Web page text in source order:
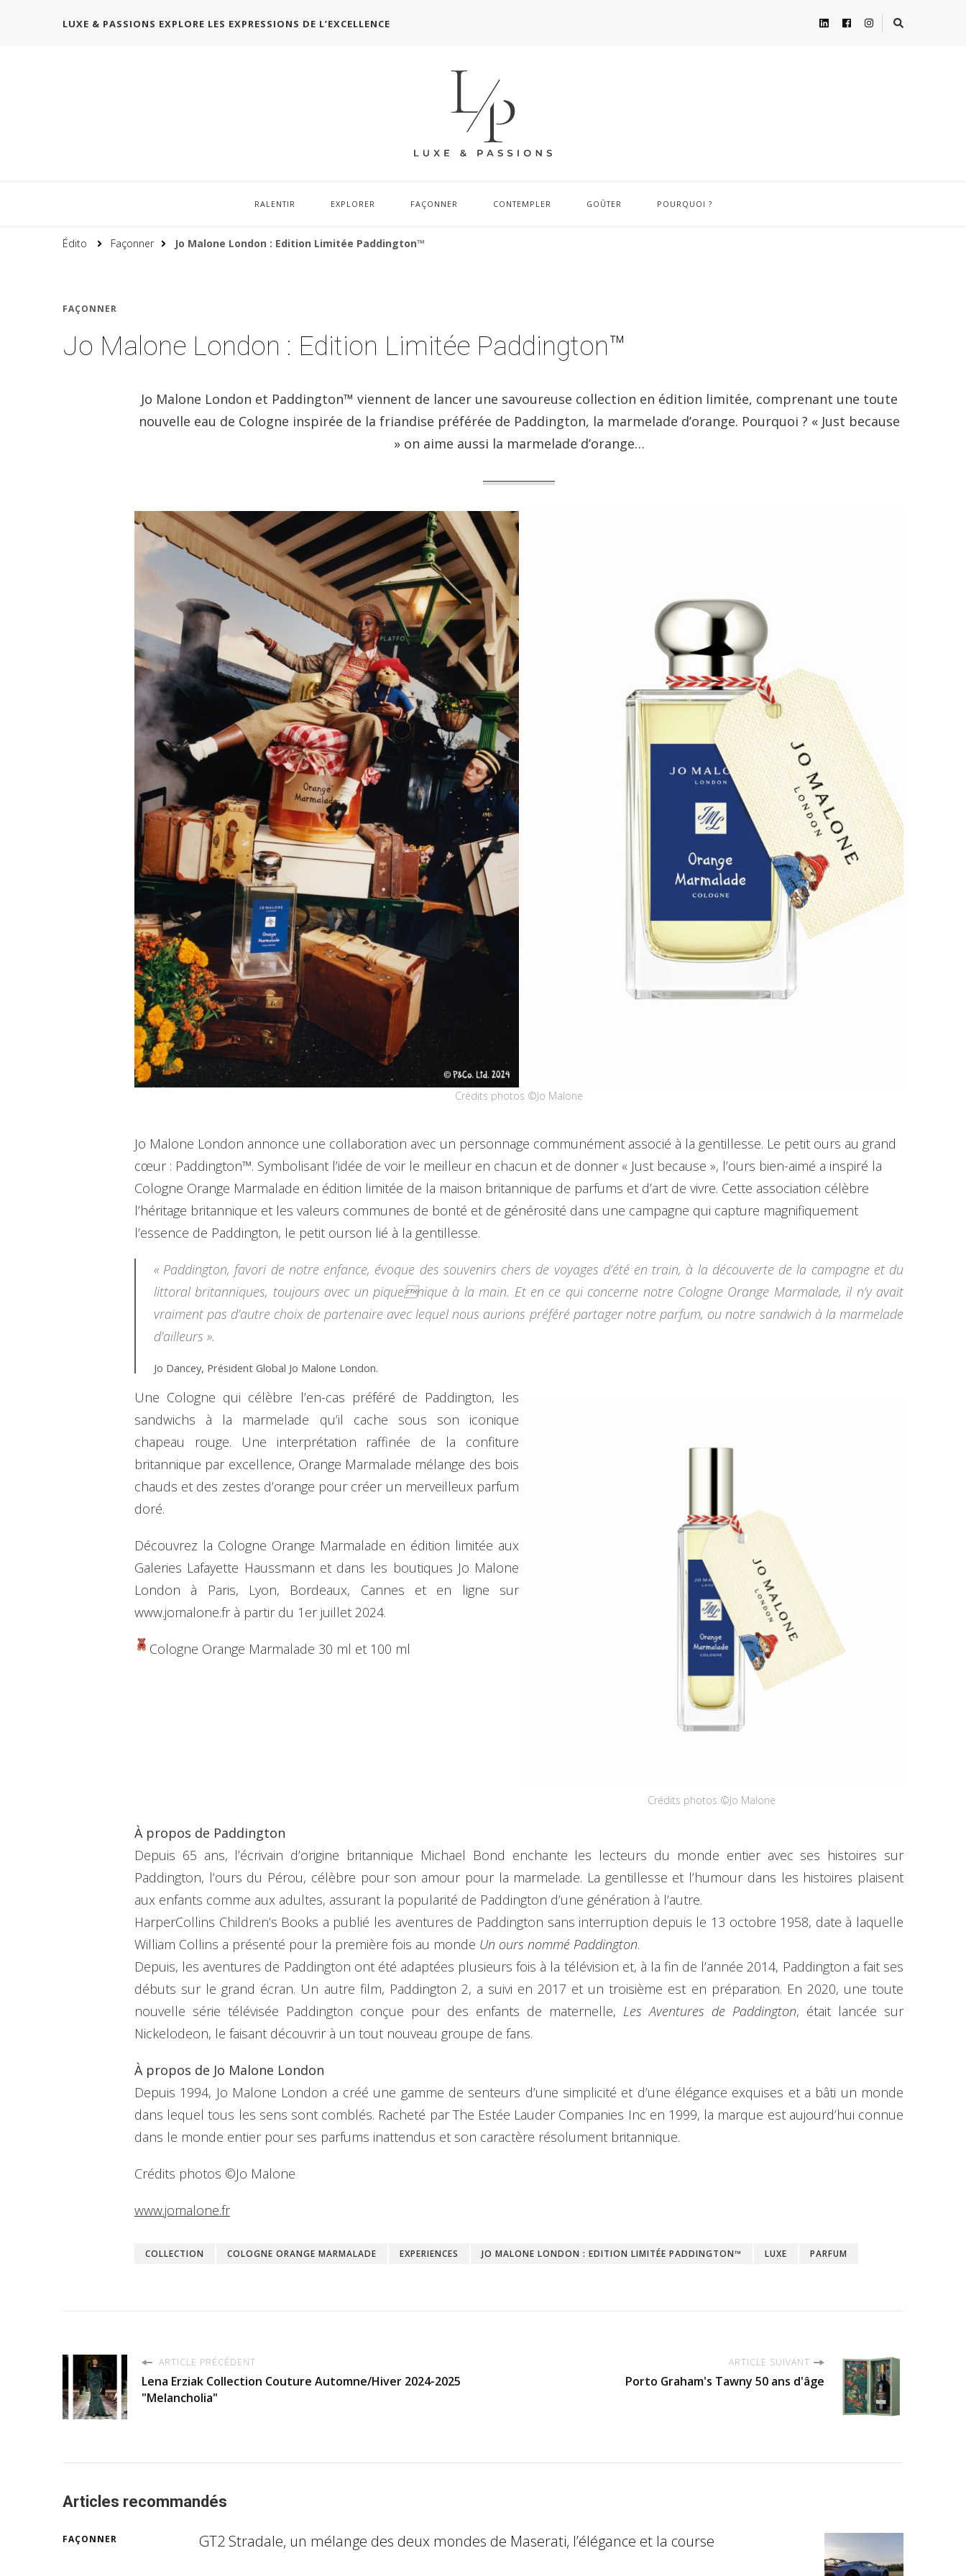
LUXE & PASSIONS EXPLORE LES EXPRESSIONS DE L’EXCELLENCE
RALENTIR EXPLORER FAÇONNER CONTEMPLER GOÛTER POURQUOI ?
Édito Façonner Jo Malone London : Edition Limitée Paddington™
FAÇONNER
Jo Malone London : Edition Limitée Paddington™
Jo Malone London et Paddington™ viennent de lancer une savoureuse collection en édition limitée, comprenant une toute
nouvelle eau de Cologne inspirée de la friandise préférée de Paddington, la marmelade d’orange. Pourquoi ? « Just because
» on aime aussi la marmelade d’orange…
Crédits photos ©Jo Malone
Jo Malone London annonce une collaboration avec un personnage communément associé à la gentillesse. Le petit ours au grand
cœur : Paddington™. Symbolisant l’idée de voir le meilleur en chacun et de donner « Just because », l’ours bien-aimé a inspiré la
Cologne Orange Marmalade en édition limitée de la maison britannique de parfums et d’art de vivre. Cette association célèbre
l’héritage britannique et les valeurs communes de bonté et de générosité dans une campagne qui capture magnifiquement
l’essence de Paddington, le petit ourson lié à la gentillesse.
« Paddington, favori de notre enfance, évoque des souvenirs chers de voyages d’été en train, à la découverte de la campagne et du
littoral britanniques, toujours avec un piquenique à la main. Et en ce qui concerne notre Cologne Orange Marmalade, il n’y avait
vraiment pas d’autre choix de partenaire avec lequel nous aurions préféré partager notre parfum, ou notre sandwich à la marmelade
d’ailleurs ».
Jo Dancey, Président Global Jo Malone London.
Une Cologne qui célèbre l’en-cas préféré de Paddington, les
sandwichs à la marmelade qu’il cache sous son iconique
chapeau rouge. Une interprétation raffinée de la confiture
britannique par excellence, Orange Marmalade mélange des bois
chauds et des zestes d’orange pour créer un merveilleux parfum
doré.
Découvrez la Cologne Orange Marmalade en édition limitée aux
Galeries Lafayette Haussmann et dans les boutiques Jo Malone
London à Paris, Lyon, Bordeaux, Cannes et en ligne sur
www.jomalone.fr à partir du 1er juillet 2024.
Cologne Orange Marmalade 30 ml et 100 ml
Crédits photos ©Jo Malone
À propos de Paddington
Depuis 65 ans, l’écrivain d’origine britannique Michael Bond enchante les lecteurs du monde entier avec ses histoires sur
Paddington, l’ours du Pérou, célèbre pour son amour pour la marmelade. La gentillesse et l’humour dans les histoires plaisent
aux enfants comme aux adultes, assurant la popularité de Paddington d’une génération à l’autre.
HarperCollins Children’s Books a publié les aventures de Paddington sans interruption depuis le 13 octobre 1958, date à laquelle
William Collins a présenté pour la première fois au monde Un ours nommé Paddington.
Depuis, les aventures de Paddington ont été adaptées plusieurs fois à la télévision et, à la fin de l’année 2014, Paddington a fait ses
débuts sur le grand écran. Un autre film, Paddington 2, a suivi en 2017 et un troisième est en préparation. En 2020, une toute
nouvelle série télévisée Paddington conçue pour des enfants de maternelle, Les Aventures de Paddington, était lancée sur
Nickelodeon, le faisant découvrir à un tout nouveau groupe de fans.
À propos de Jo Malone London
Depuis 1994, Jo Malone London a créé une gamme de senteurs d’une simplicité et d’une élégance exquises et a bâti un monde
dans lequel tous les sens sont comblés. Racheté par The Estée Lauder Companies Inc en 1999, la marque est aujourd’hui connue
dans le monde entier pour ses parfums inattendus et son caractère résolument britannique.
Crédits photos ©Jo Malone
www.jomalone.fr
COLLECTION COLOGNE ORANGE MARMALADE EXPERIENCES JO MALONE LONDON : EDITION LIMITÉE PADDINGTON™ LUXE PARFUM
ARTICLE PRÉCÉDENT
Lena Erziak Collection Couture Automne/Hiver 2024-2025
"Melancholia"
ARTICLE SUIVANT
Porto Graham's Tawny 50 ans d'âge
Articles recommandés
FAÇONNER GT2 Stradale, un mélange des deux mondes de Maserati, l’élégance et la course